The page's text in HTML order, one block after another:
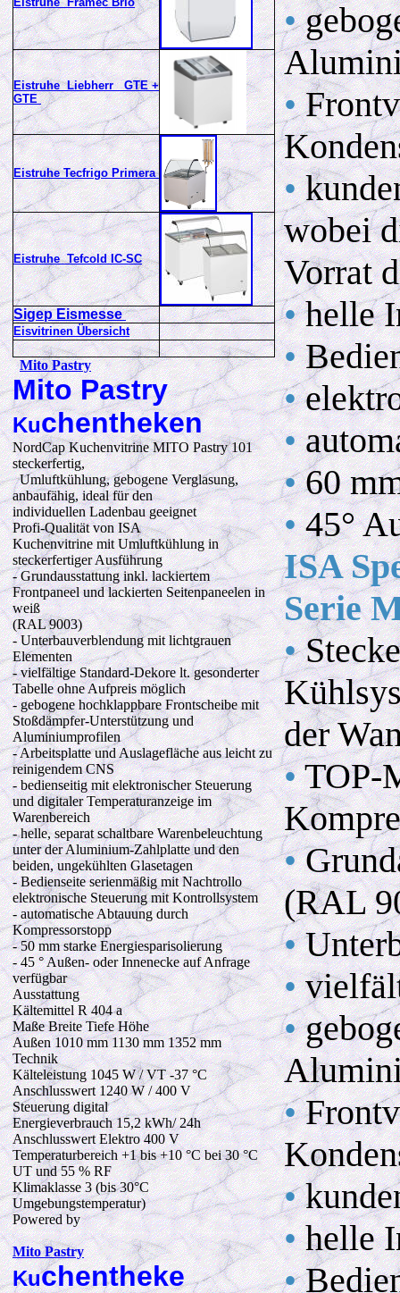
Eistruhe Liebherr GTE +
GTE
Eistruhe Tecfrigo Primera
Eistruhe Tefcold IC-SC
Sigep Eismesse
Eisvitrinen Übersicht
Mito Pastry
Mito Pastry
Kuchentheken
NordCap Kuchenvitrine MITO Pastry 101
steckerfertig,
Umluftkühlung, gebogene Verglasung,
anbaufähig, ideal für den
individuellen Ladenbau geeignet
Profi-Qualität von ISA
Kuchenvitrine mit Umluftkühlung in
steckerfertiger Ausführung
- Grundausstattung inkl. lackiertem
Frontpaneel und lackierten Seitenpaneelen in
weiß
(RAL 9003)
- Unterbauverblendung mit lichtgrauen
Elementen
- vielfältige Standard-Dekore lt. gesonderter
Tabelle ohne Aufpreis möglich
- gebogene hochklappbare Frontscheibe mit
Stoßdämpfer-Unterstützung und
Aluminiumprofilen
- Arbeitsplatte und Auslagefläche aus leicht zu
reinigendem CNS
- bedienseitig mit elektronischer Steuerung
und digitaler Temperaturanzeige im
Warenbereich
- helle, separat schaltbare Warenbeleuchtung
unter der Aluminium-Zahlplatte und den
beiden, ungekühlten Glasetagen
- Bedienseite serienmäßig mit Nachtrollo
elektronische Steuerung mit Kontrollsystem
- automatische Abtauung durch
Kompressorstopp
- 50 mm starke Energiesparisolierung
- 45 ° Außen- oder Innenecke auf Anfrage
verfügbar
Ausstattung
Kältemittel R 404 a
Maße Breite Tiefe Höhe
Außen 1010 mm 1130 mm 1352 mm
Technik
Kälteleistung 1045 W / VT -37 °C
Anschlusswert 1240 W / 400 V
Steuerung digital
Energieverbrauch 15,2 kWh/ 24h
Anschlusswert Elektro 400 V
Temperaturbereich +1 bis +10 °C bei 30 °C
UT und 55 % RF
Klimaklasse 3 (bis 30°C
Umgebungstemperatur)
Powered by
Mito Pastry
Kuchentheke
•
•
•
wobei
Vorrat
•helle
•
•
•
•60
•45°
ISA
Serie
•
der
•TOP-
•
(RAL
•
•
•
•
•
•helle
•